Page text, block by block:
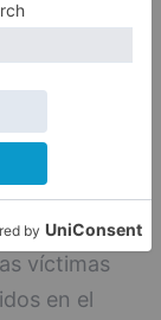
de
el estadio
silencio
víctimas
en el